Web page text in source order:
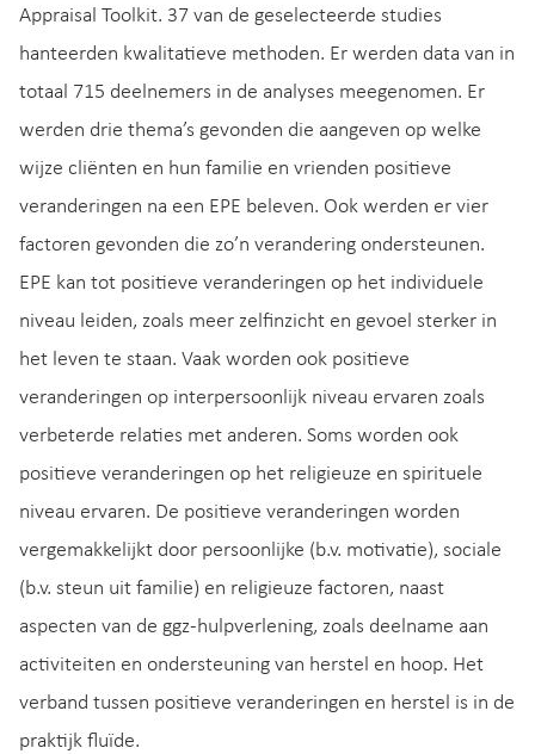
Appraisal Toolkit. 37 van de geselecteerde studies
hanteerden kwalitatieve methoden. Er werden data van in
totaal 715 deelnemers in de analyses meegenomen. Er
werden drie thema’s gevonden die aangeven op welke
wijze cliënten en hun familie en vrienden positieve
veranderingen na een EPE beleven. Ook werden er vier
factoren gevonden die zo’n verandering ondersteunen.
EPE kan tot positieve veranderingen op het individuele
niveau leiden, zoals meer zelfinzicht en gevoel sterker in
het leven te staan. Vaak worden ook positieve
veranderingen op interpersoonlijk niveau ervaren zoals
verbeterde relaties met anderen. Soms worden ook
positieve veranderingen op het religieuze en spirituele
niveau ervaren. De positieve veranderingen worden
vergemakkelijkt door persoonlijke (b.v. motivatie), sociale
(b.v. steun uit familie) en religieuze factoren, naast
aspecten van de ggz-hulpverlening, zoals deelname aan
activiteiten en ondersteuning van herstel en hoop. Het
verband tussen positieve veranderingen en herstel is in de
praktijk fluïde.